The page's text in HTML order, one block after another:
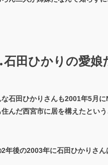
石田ひかりの愛娘
な石田ひかりさんも2001年5月
住んだ西宮市に居を構えたという
2年後の2003年に石田ひかりさ